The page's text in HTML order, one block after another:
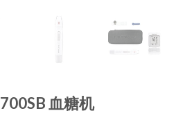
血糖机